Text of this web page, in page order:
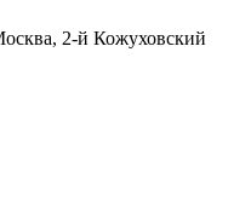
2-й Кожуховский